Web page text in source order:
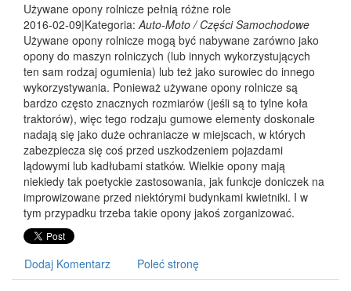
Używane opony rolnicze pełnią różne role
2016-02-09|Kategoria:Auto-Moto / Części Samochodowe
Używane opony rolnicze mogą być nabywane zarówno jako
opony do maszyn rolniczych (lub innych wykorzystujących
ten sam rodzaj ogumienia) lub też jako surowiec do innego
wykorzystywania. Ponieważ używane opony rolnicze są
bardzo często znacznych rozmiarów (jeśli są to tylne koła
traktorów), więc tego rodzaju gumowe elementy doskonale
nadają się jako duże ochraniacze w miejscach, w których
zabezpiecza się coś przed uszkodzeniem pojazdami
lądowymi lub kadłubami statków. Wielkie opony mają
niekiedy tak poetyckie zastosowania, jak funkcje doniczek na
improwizowane przed niektórymi budynkami kwietniki. I w
tym przypadku trzeba takie opony jakoś zorganizować.
Dodaj Komentarz Poleć stronę